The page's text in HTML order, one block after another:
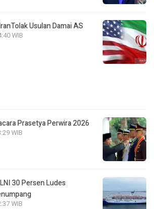
Usulan Damai AS
WIB
Prasetya Perwira 2026
WIB
30 Persen Ludes
WIB